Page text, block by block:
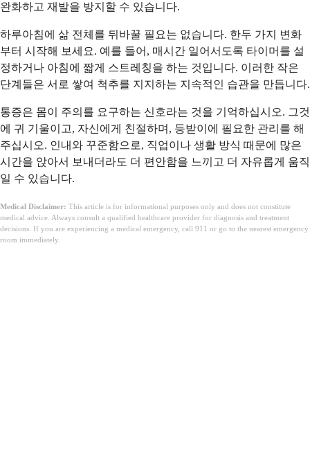
완화하고 재발을 방지할 수 있습니다.
하루아침에 삶 전체를 뒤바꿀 필요는 없습니다. 한두 가지 변화
부터 시작해 보세요. 예를 들어, 매시간 일어서도록 타이머를 설
정하거나 아침에 짧게 스트레칭을 하는 것입니다. 이러한 작은
단계들은 서로 쌓여 척추를 지지하는 지속적인 습관을 만듭니다.
통증은 몸이 주의를 요구하는 신호라는 것을 기억하십시오. 그것
에 귀 기울이고, 자신에게 친절하며, 등받이에 필요한 관리를 해
주십시오. 인내와 꾸준함으로, 직업이나 생활 방식 때문에 많은
시간을 앉아서 보내더라도 더 편안함을 느끼고 더 자유롭게 움직
일 수 있습니다.
Medical Disclaimer: This article is for informational purposes only and does not constitute
medical advice. Always consult a qualified healthcare provider for diagnosis and treatment
decisions. If you are experiencing a medical emergency, call 911 or go to the nearest emergency
room immediately.